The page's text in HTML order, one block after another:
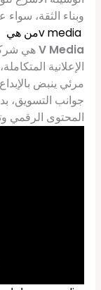
وبناء الثقة، سواء
V Mediaهي
الإعلانية
مرئي ينبض
جوانب التسويق،
المحتوى الرقمي